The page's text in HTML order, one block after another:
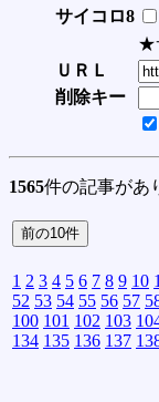
サイコロ8
★
ＵＲＬ
削除キー
1565件の記事があ
1 2 3 4 5 6 7 8 9 10
52 53 54 55 56 57
100 101 102 103
134 135 136 137